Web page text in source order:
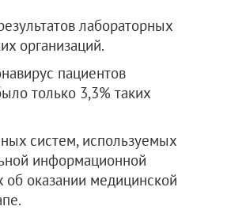
лабораторных
организаций.
пациентов
только 3,3% таких
систем, используемых
информационной
об оказании медицинской